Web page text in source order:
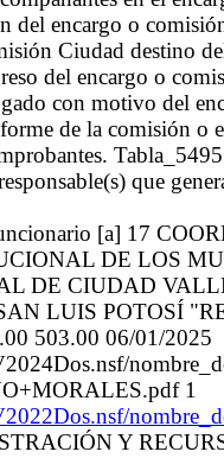
del encargo o
Ciudad destino
del encargo o
con motivo del
de la comisión
que
[a] 17
DE LOS
DE CIUDAD
LUIS POTOSÍ
503.00 06/01/2025
1
Y